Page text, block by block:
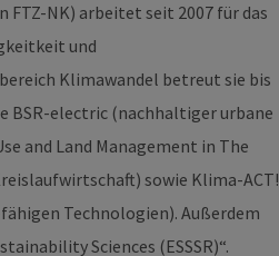
FTZ-NK) arbeitet seit 2007 für das
und
Klimawandel betreut sie bis
BSR-electric (nachhaltiger urbane
and Land Management in The
sowie Klima-ACT!
Technologien). Außerdem
Sciences (ESSSR)“.
Sitzungsstatus